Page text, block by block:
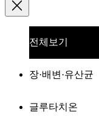
전체보기
장·배변·유산균
글루타치온